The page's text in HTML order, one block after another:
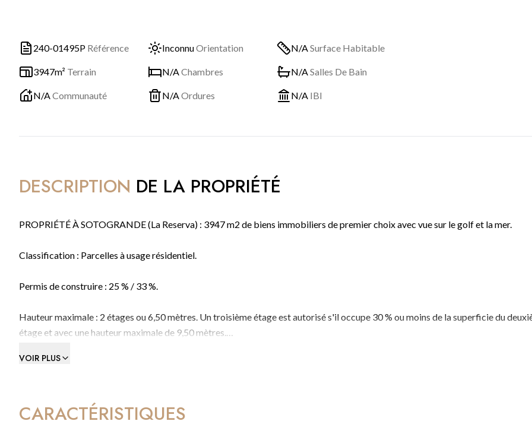
240-01495P Référence InconnuOrientation N/ASurface Habitable
3947m² Terrain N/AChambres N/ASalles De Bain
N/ACommunauté N/AOrdures N/A IBI
DESCRIPTION DE LA PROPRIÉTÉ
PROPRIÉTÉ À SOTOGRANDE (La Reserva) : 3947 m2 de biens immobiliers de premier choix avec vue sur le golf et la mer.
Classification : Parcelles à usage résidentiel.
Permis de construire : 25 % / 33 %.
Hauteur maximale : 2 étages ou 6,50 mètres. Un troisième étage est autorisé s'il occupe 30 % ou moins de la superficie du
étage et avec une hauteur maximale de 9,50 mètres.
Distance limite de la rue : 6 mètres.
VOIR PLUS
CARACTÉRISTIQUES